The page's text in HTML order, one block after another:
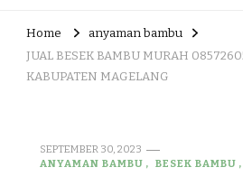
Home
anyaman bambu
JUAL BESEK BAMBU MURAH
KABUPATEN MAGELANG
SEPTEMBER 30, 2023
ANYAMAN BAMBU
BESEK BAMBU